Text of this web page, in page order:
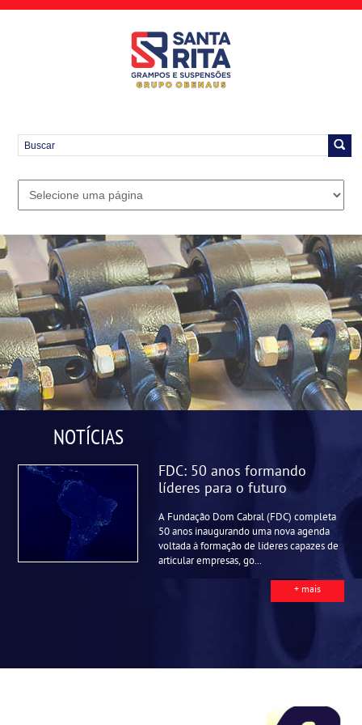
NOTÍCIAS
FDC: 50 anos formando
líderes para o futuro
A Fundação Dom Cabral (FDC) completa
50 anos inaugurando uma nova agenda
voltada à formação de líderes capazes de
articular empresas, go...
+ mais